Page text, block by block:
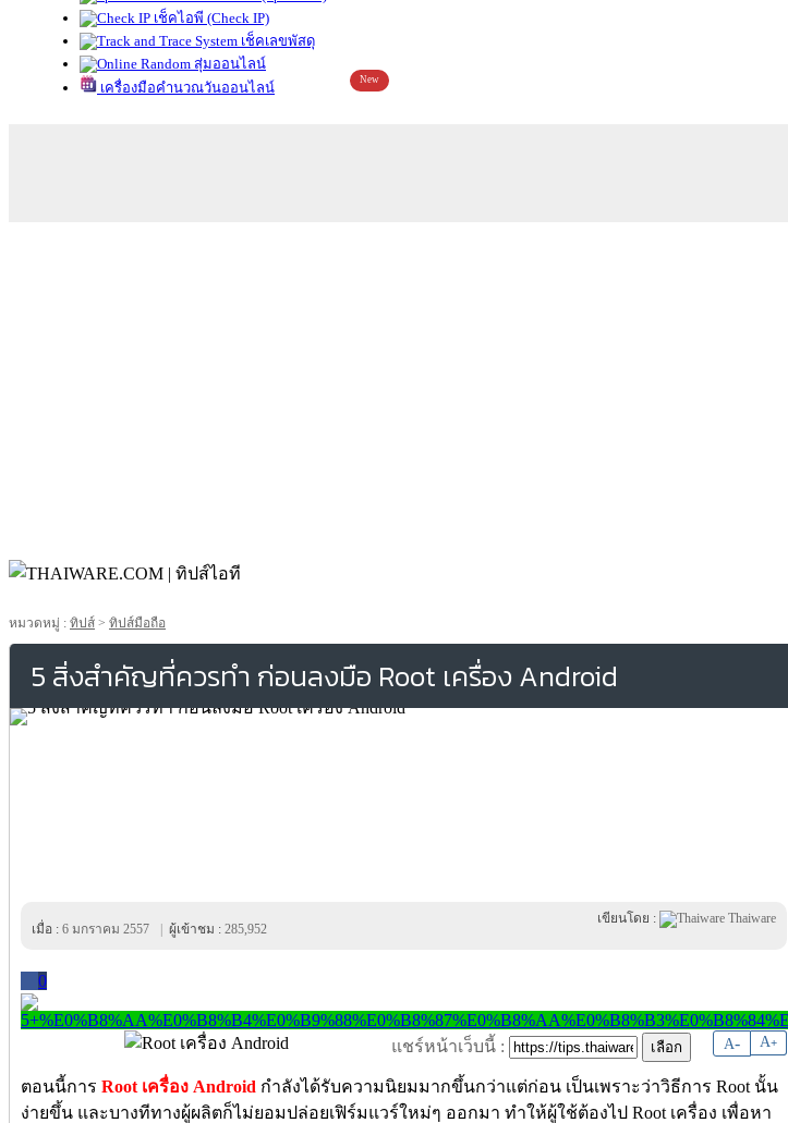
เช็คไอพี (Check IP)
เช็คเลขพัสดุ
สุ่มออนไลน์
เครื่องมือคำนวณวันออนไลน์
New
หมวดหมู่ : ทิปส์ > ทิปส์มือถือ
5 สิ่งสำคัญที่ควรทำ ก่อนลงมือ Root เครื่อง Android
เมื่อ : 6 มกราคม 2557 ผู้เข้าชม : 285,952
เขียนโดย : Thaiware
0
A- A+
แชร์หน้าเว็บนี้ :
ตอนนี้การ Root เครื่อง Android กำลังได้รับความนิยมมากขึ้นกว่าแต่ก่อน เป็นเพราะว่าวิธีการ Root นั้น
ง่ายขึ้น และบางทีทางผู้ผลิตก็ไม่ยอมปล่อยเฟิร์มแวร์ใหม่ๆ ออกมา ทำให้ผู้ใช้ต้องไป Root เครื่อง เพื่อหา